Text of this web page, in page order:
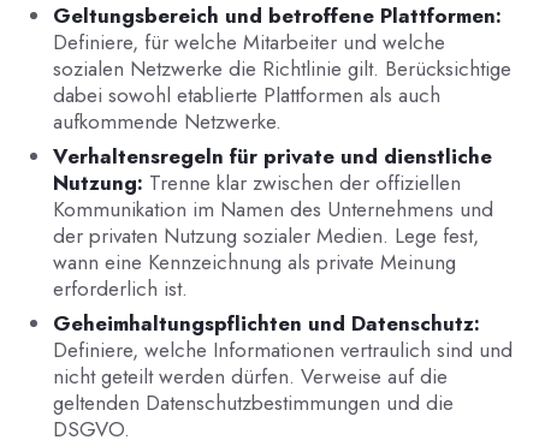
Geltungsbereich und betroffene Plattformen:
Definiere, für welche Mitarbeiter und welche
sozialen Netzwerke die Richtlinie gilt. Berücksichtige
dabei sowohl etablierte Plattformen als auch
aufkommende Netzwerke.
Verhaltensregeln für private und dienstliche
Nutzung: Trenne klar zwischen der offiziellen
Kommunikation im Namen des Unternehmens und
der privaten Nutzung sozialer Medien. Lege fest,
wann eine Kennzeichnung als private Meinung
erforderlich ist.
Geheimhaltungspflichten und Datenschutz:
Definiere, welche Informationen vertraulich sind und
nicht geteilt werden dürfen. Verweise auf die
geltenden Datenschutzbestimmungen und die
DSGVO.